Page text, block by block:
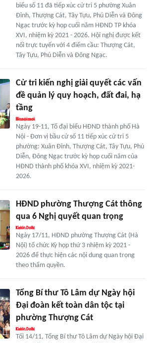
biểu số 11 đã tiếp xúc cử tri 5 phường Xuân
Đỉnh, Thượng Cát, Tây Tựu, Phú Diễn và Đông
Ngạc trước kỳ họp cuối năm HĐND TP khóa
XVI, nhiệm kỳ 2021 - 2026. Hội nghị được kết
nối trực tuyến với 4 điểm cầu: Thượng Cát,
Tây Tựu, Phú Diễn và Đông Ngạc.
Cử tri kiến nghị giải quyết các vấn
đề quản lý quy hoạch, đất đai, hạ
tầng
Ngày 19-11, Tổ đại biểu HĐND thành phố Hà
Nội - Đơn vị bầu cử số 11 tiếp xúc cử tri 5
phường: Xuân Đỉnh, Thượng Cát, Tây Tựu, Phú
Diễn, Đông Ngạc trước kỳ họp cuối năm của
HĐND thành phố khóa XVI, nhiệm kỳ 2021-
2026.
HĐND phường Thượng Cát thông
qua 6 Nghị quyết quan trọng
Ngày 17/11, HĐND phường Thượng Cát (Hà
Nội) tổ chức Kỳ họp thứ 3 nhiệm kỳ 2021 -
2026 để thực hiện các nội dung quan trọng
theo thẩm quyền.
Tổng Bí thư Tô Lâm dự Ngày hội
Đại đoàn kết toàn dân tộc tại
phường Thượng Cát
Tối 14/11, Tổng Bí thư Tô Lâm dự Ngày hội Đại